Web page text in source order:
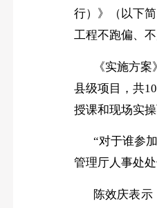
行）》（以下
工程不跑偏、不
《实施方
县级项目，共
授课和现场实
“对于谁参
管理厅人事处
陈效庆表